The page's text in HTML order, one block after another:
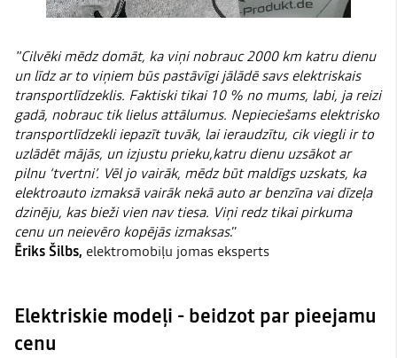
"Cilvēki mēdz domāt, ka viņi nobrauc 2000 km katru dienu
un līdz ar to viņiem būs pastāvīgi jālādē savs elektriskais
transportlīdzeklis. Faktiski tikai 10 % no mums, labi, ja reizi
gadā, nobrauc tik lielus attālumus. Nepieciešams elektrisko
transportlīdzekli iepazīt tuvāk, lai ieraudzītu, cik viegli ir to
uzlādēt mājās, un izjustu prieku,katru dienu uzsākot ar
pilnu ‘tvertni’. Vēl jo vairāk, mēdz būt maldīgs uzskats, ka
elektroauto izmaksā vairāk nekā auto ar benzīna vai dīzeļa
dzinēju, kas bieži vien nav tiesa. Viņi redz tikai pirkuma
cenu un neievēro kopējās izmaksas.”
Ēriks Šilbs, elektromobiļu jomas eksperts
Elektriskie modeļi - beidzot par pieejamu
cenu